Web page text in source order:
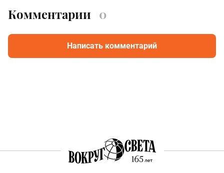
Комментарии 0
Написать комментарий